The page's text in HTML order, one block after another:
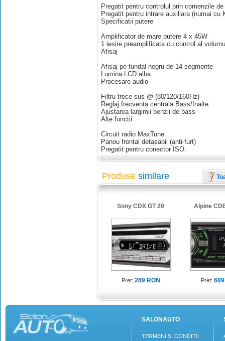
Pregatit pentru controlul prin comenzile
Pregatit pentru intrare auxiliara (numai cu
Specificatii putere
Amplificator de mare putere 4 x 45W
1 iesire preamplificata cu control al
Afisaj
Afisaj pe fundal negru de 14 segmente
Lumina LCD alba
Procesare audio
Filtru trece-sus @ (80/120/160Hz)
Reglaj frecventa centrala Bass/Inalte
Ajustarea largimii benzii de bass
Alte functii
Circuit radio MaxTune
Panou frontal detasabil (anti-furt)
Pregatit pentru conector ISO.
Produse similare
Sony CDX GT 20
Pret: 269 RON
Alpine
Pret:
SALONAUTO
TERMENI SI CONDITII